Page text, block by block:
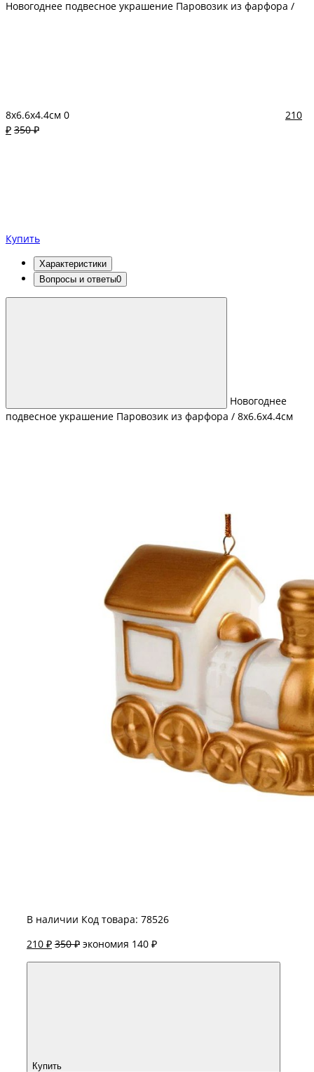
Новогоднее подвесное украшение Паровозик из фарфора /
8х6.6х4.4см 0
210
₽ 350 ₽
Купить
Характеристики
Вопросы и ответы0
Новогоднее
подвесное украшение Паровозик из фарфора / 8х6.6х4.4см
В наличии Код товара: 78526
210 ₽ 350 ₽ экономия 140 ₽
Купить